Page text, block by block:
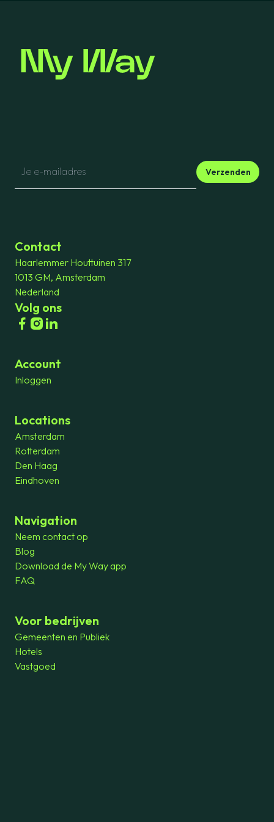
Verzenden
Contact
Haarlemmer Houttuinen 317
1013 GM, Amsterdam
Nederland
Volg ons
Account
Inloggen
Locations
Amsterdam
Rotterdam
Den Haag
Eindhoven
Navigation
Neem contact op
Blog
Download de My Way app
FAQ
Voor bedrijven
Gemeenten en Publiek
Hotels
Vastgoed